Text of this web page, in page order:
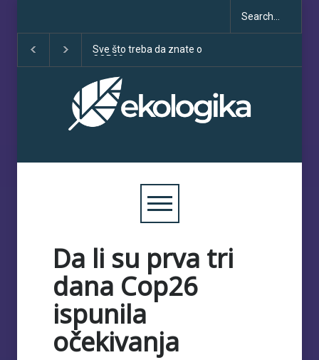
treba da znate o
Klimatske dezinformacije u
porastu uoči COP30
obećanja i
Da li su prva tri
dana Cop26
ispunila
očekivanja